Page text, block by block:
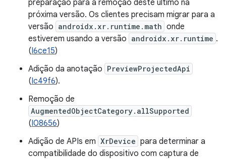
preparação para a remoção deste último na
próxima versão. Os clientes precisam migrar para a
versão androidx.xr.runtime.math onde
estiverem usando a versão androidx.xr.runtime .
(I6ce15)
Adição da anotação PreviewProjectedApi
(Ic49f6).
Remoção de
AugmentedObjectCategory.allSupported
(I08656)
Adição de APIs em XrDevice para determinar a
compatibilidade do dispositivo com captura de